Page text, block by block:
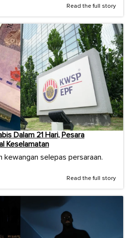
Read the full story
Dalam 21 Hari, Pesara
Keselamatan
kewangan selepas persaraan.
Read the full story